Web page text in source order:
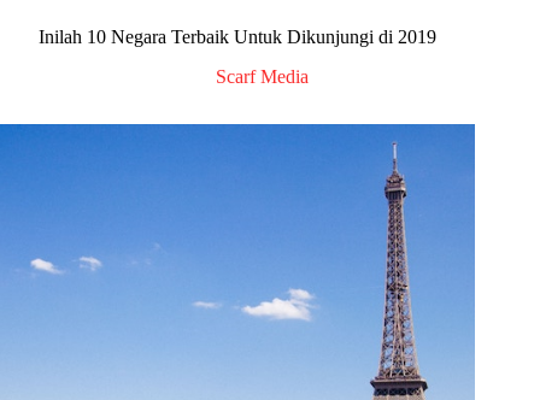
Inilah 10 Negara Terbaik Untuk Dikunjungi di 2019
Scarf Media